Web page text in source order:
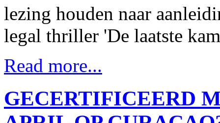
lezing houden naar
legal thriller 'De laatste
Read more...
GECERTIFICEERD